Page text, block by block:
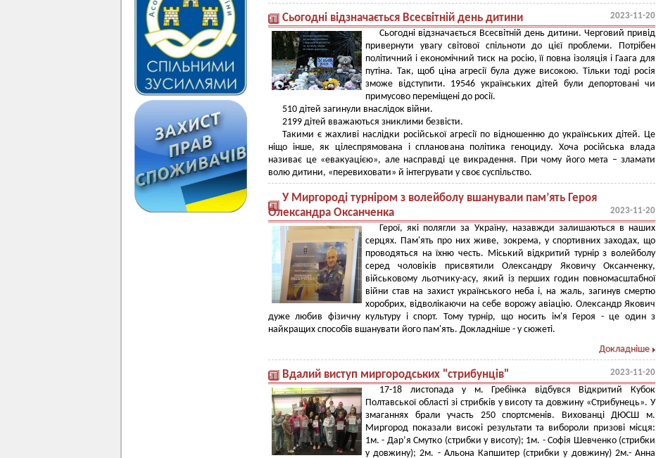
Сьогодні відзначається Всесвітній день дитини 2023-11-20
Сьогодні відзначається Всесвітній день дитини. Черговий привід
привернути увагу світової спільноти до цієї проблеми. Потрібен
політичний і економічний тиск на росію, її повна ізоляція і Гаага для
путіна. Так, щоб ціна агресії була дуже високою. Тільки тоді росія
зможе відступити. 19546 українських дітей були депортовані чи
примусово переміщені до росії.
510 дітей загинули внаслідок війни.
2199 дітей вважаються зниклими безвісти.
Такими є жахливі наслідки російської агресії по відношенню до українських дітей. Це
ніщо інше, як цілеспрямована і спланована політика геноциду. Хоча російська влада
називає це «евакуацією», але насправді це викрадення. При чому його мета – зламати
волю дитини, «перевиховати» й інтегрувати у своє суспільство.
У Миргороді турніром з волейболу вшанували пам’ять Героя
Олександра Оксанченка
2023-11-20
Герої, які полягли за Україну, назавжди залишаються в наших
серцях. Пам'ять про них живе, зокрема, у спортивних заходах, що
проводяться на їхню честь. Міський відкритий турнір з волейболу
серед чоловіків присвятили Олександру Яковичу Оксанченку,
військовому льотчику-асу, який із перших годин повномасштабної
війни став на захист українського неба і, на жаль, загинув смертю
хоробрих, відволікаючи на себе ворожу авіацію. Олександр Якович
дуже любив фізичну культуру і спорт. Тому турнір, що носить ім'я Героя - це один з
найкращих способів вшанувати його пам'ять. Докладніше - у сюжеті.
Докладніше
Вдалий виступ миргородських "стрибунців" 2023-11-20
17-18 листопада у м. Гребінка відбувся Відкритий Кубок
Полтавської області зі стрибків у висоту та довжину «Стрибунець». У
змаганнях брали участь 250 спортсменів. Вихованці ДЮСШ м.
Миргород показали високі результати та вибороли призові місця:
1м. - Дарʼя Смутко (стрибки у висоту); 1м. - Софія Шевченко (стрибки
у довжину); 2м. - Альона Капшитер (стрибки у довжину) 2м.- Анна